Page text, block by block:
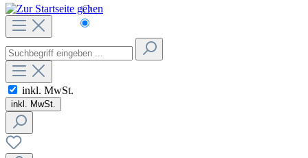
Čeština
inkl. MwSt.
inkl. MwSt.